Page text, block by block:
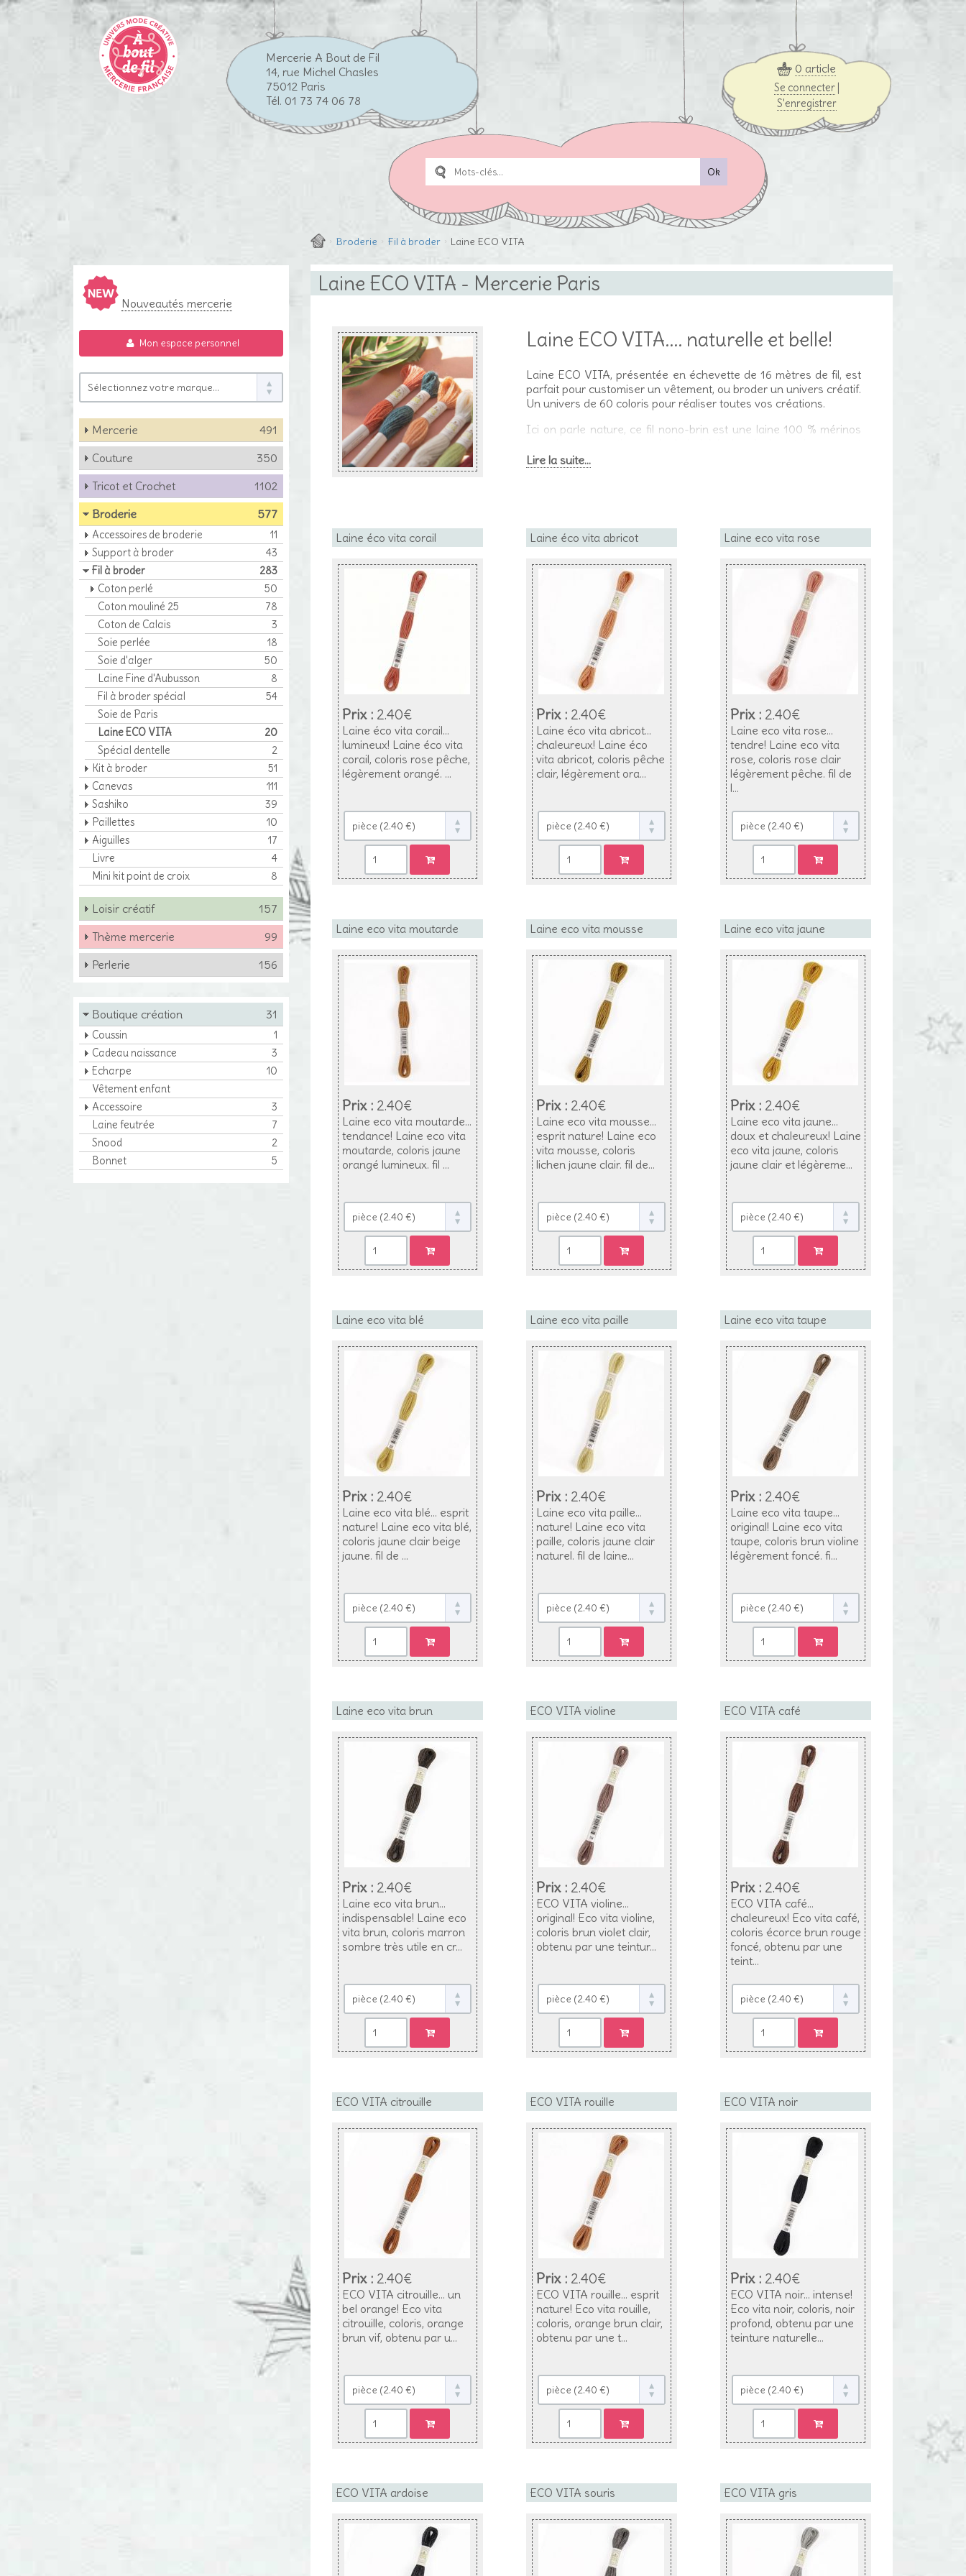
Mercerie A Bout de Fil
14, rue Michel Chasles
75012 Paris
Tél. 01 73 74 06 78
0 article
Se connecter|
S'enregistrer
Ok
› Broderie Fil à broder › Laine ECO VITA
Nouveautés mercerie
Mon espace personnel
Mercerie
491
Couture
350
Tricot et Crochet
1102
Broderie
577
Accessoires de broderie
11
Support à broder
43
Fil à broder
283
Coton perlé
50
Coton mouliné 25
78
Coton de Calais
3
Soie perlée
18
Soie d'alger
50
Laine Fine d'Aubusson
8
Fil à broder spécial
54
Soie de Paris
Laine ECO VITA
20
Spécial dentelle
2
Kit à broder
51
Canevas
111
Sashiko
39
Paillettes
10
Aiguilles
17
Livre
4
Mini kit point de croix
8
Loisir créatif
157
Thème mercerie
99
Perlerie
156
Boutique création 31
Coussin
1
Cadeau naissance
3
Echarpe
10
Vêtement enfant
Accessoire
3
Laine feutrée
7
Snood
2
Bonnet
5
Laine ECO VITA - Mercerie Paris
Laine ECO VITA.... naturelle et belle!
Laine ECO VITA, présentée en échevette de 16 mètres de fil, est
parfait pour customiser un vêtement, ou broder un univers créatif.
Un univers de 60 coloris pour réaliser toutes vos créations.
Ici on parle nature, ce fil nono-brin est une laine 100 % mérinos
naturelles et sans aucun produit chimique
Lire la suite...
Laine éco vita corail
Prix : 2.40€
Laine éco vita corail...
lumineux! Laine éco vita
corail, coloris rose pêche,
légèrement orangé. ...
Laine éco vita abricot
Prix :2.40€
Laine éco vita abricot...
chaleureux! Laine éco
vita abricot, coloris pêche
clair, légèrement ora...
Laine eco vita rose
Prix :2.40€
Laine eco vita rose...
tendre! Laine eco vita
rose, coloris rose clair
légèrement pêche. fil de
l...
Laine eco vita moutarde
Prix : 2.40€
Laine eco vita moutarde...
tendance! Laine eco vita
moutarde, coloris jaune
orangé lumineux. fil ...
Laine eco vita mousse
Prix :2.40€
Laine eco vita mousse...
esprit nature! Laine eco
vita mousse, coloris
lichen jaune clair. fil de...
Laine eco vita jaune
Prix :2.40€
Laine eco vita jaune...
doux et chaleureux! Laine
eco vita jaune, coloris
jaune clair et légèreme...
Laine eco vita blé
Prix : 2.40€
Laine eco vita blé... esprit
nature! Laine eco vita blé,
coloris jaune clair beige
jaune. fil de ...
Laine eco vita paille
Prix :2.40€
Laine eco vita paille...
nature! Laine eco vita
paille, coloris jaune clair
naturel. fil de laine...
Laine eco vita taupe
Prix :2.40€
Laine eco vita taupe...
original! Laine eco vita
taupe, coloris brun violine
légèrement foncé. fi...
Laine eco vita brun
Prix : 2.40€
Laine eco vita brun...
indispensable! Laine eco
vita brun, coloris marron
sombre très utile en cr...
ECO VITA violine
Prix :2.40€
ECO VITA violine...
original! Eco vita violine,
coloris brun violet clair,
obtenu par une teintur...
ECO VITA café
Prix :2.40€
ECO VITA café...
chaleureux! Eco vita café,
coloris écorce brun rouge
foncé, obtenu par une
teint...
ECO VITA citrouille
Prix : 2.40€
ECO VITA citrouille... un
bel orange! Eco vita
citrouille, coloris, orange
brun vif, obtenu par u...
ECO VITA rouille
Prix :2.40€
ECO VITA rouille... esprit
nature! Eco vita rouille,
coloris, orange brun clair,
obtenu par une t...
ECO VITA noir
Prix :2.40€
ECO VITA noir... intense!
Eco vita noir, coloris, noir
profond, obtenu par une
teinture naturelle...
ECO VITA ardoise ECO VITA souris ECO VITA gris